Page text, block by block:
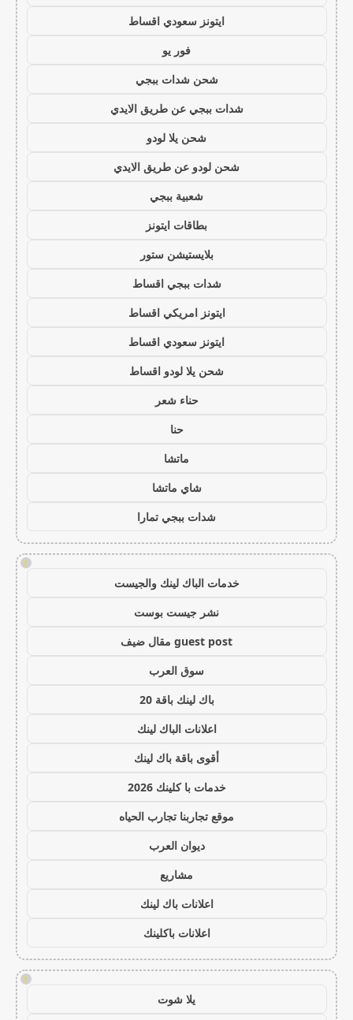
ايتونز سعودي اقساط
فور يو
شحن شدات ببجي
شدات ببجي عن طريق الايدي
شحن يلا لودو
شحن لودو عن طريق الايدي
شعبية ببجي
بطاقات ايتونز
بلايستيشن ستور
شدات ببجي اقساط
ايتونز امريكي اقساط
ايتونز سعودي اقساط
شحن يلا لودو اقساط
حناء شعر
حنا
ماتشا
شاي ماتشا
شدات ببجي تمارا
!
خدمات الباك لينك والجيست
نشر جيست بوست
guest post مقال ضيف
سوق العرب
باك لينك باقة 20
اعلانات الباك لينك
أقوى باقة باك لينك
خدمات با كلينك 2026
موقع تجاربنا تجارب الحياه
ديوان العرب
مشاريع
اعلانات باك لينك
اعلانات باكلينك
!
يلا شوت